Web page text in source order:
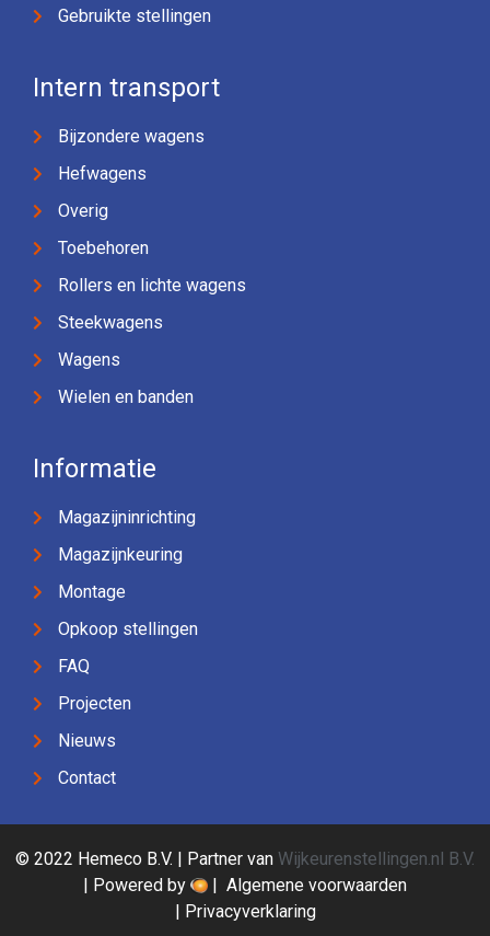
Gebruikte stellingen
Intern transport
Bijzondere wagens
Hefwagens
Overig
Toebehoren
Rollers en lichte wagens
Steekwagens
Wagens
Wielen en banden
Informatie
Magazijninrichting
Magazijnkeuring
Montage
Opkoop stellingen
FAQ
Projecten
Nieuws
Contact
© 2022 Hemeco B.V. | Partner van Wijkeurenstellingen.nl B.V.
| Powered by
| Algemene voorwaarden
| Privacyverklaring